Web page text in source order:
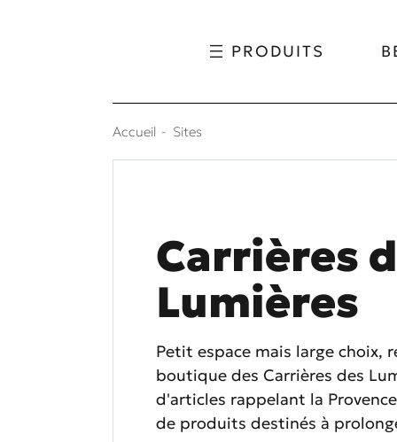
PRODUITS
Accueil Sites
Carrières
Lumières
Petit espace mais large choix,
boutique des Carrières des
d'articles rappelant la
de produits destinés à